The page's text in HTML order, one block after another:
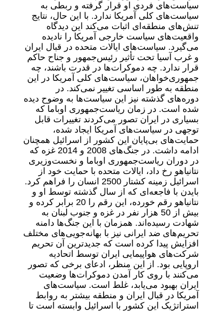
سیاست‌های فردی او قرار گرفته و ربطی به
سیاست‌های کلی آمریکا ندارد. با این حال، نتایج
تنش‌های منطقه‌ای اثبات می‌کند این دیدگاه
واقعیت‌های سیاست خارجی آمریکا را نادیده
می‌گیرد. سیاست‌های ایالات متحده در قبال ایران
و غرب آسیا تحت تأثیر رئیس‌جمهور و جناح حاکم
قرار ندارد. چه دموکرات‌ها در قدرت باشند، چه
جمهوری‌خواهان، سیاست‌های کلی آمریکا در این
منطقه به ‌طور اساسی تغییر نمی‌کند. در
دوره‌های گذشته نیز این سیاست‌ها به وضوح دیده
شده است. در زمان ریاست‌‌جمهوری اوباما که
بسیاری در ایران تصور می‌کردند تغییرات قابل
توجهی در سیاست‌های آمریکا ایجاد شده،
حمایت‌های بی‌پایان این کشور از اسرائیل همچنان
ادامه داشت. در جنگ‌های 2008 و 2014 غزه که
در دوران ریاست‌‌جمهوری اوباما و نخست‌وزیری
نتانیاهو رخ داد، ایالات متحده با حمایت خود از
اسرائیل زمینه کشتار 2500 انسان را فراهم کرد.
بایدن با فاجعه‌ای که از سال گذشته توسط او و
نتانیاهو رقم خورده، این رقم را 20 برابر کرده و
بیش از 50 هزار نفر در غزه و جنوب لبنان به
شهادت رسیده‌اند. همزمان با این جنگ‌ها دامنه
تحریم‌های ضد ایرانی نیز با بهانه‌جویی‌های مختلف
افزایش پیدا کرده است که جدیدترین آن تحریم
شرکت‌های هواپیمایی ایران توسط اتحادیه
اروپایی بود. از این منظر، ادعای برخی که تصور
می‌کنند با روی کار آمدن دموکرات‌ها وضعیت
ایران بهبود می‌یابد، غلط است. سیاست‌های
آمریکا در قبال ایران و منطقه بیشتر به روابط
استراتژیک این کشور با اسرائیل وابسته است تا